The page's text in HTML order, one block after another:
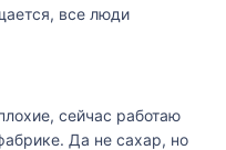
все люди
сейчас работаю
Да не сахар, но